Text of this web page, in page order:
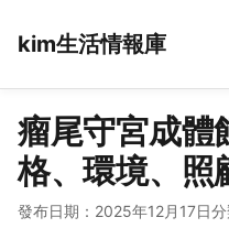
kim生活情報庫
瘤尾守宮成體
格、環境、照
發布日期：2025年12月17日分